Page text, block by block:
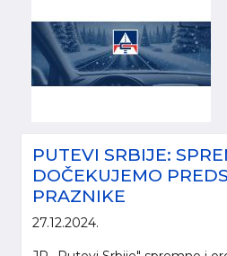
PUTEVI SRBIJE:
DOČEKUJEMO
PRAZNIKE
27.12.2024.